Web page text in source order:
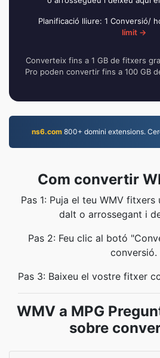
Planificació lliure: 1 Conversió/
límit →
Converteix fins a 1 GB de fitxers
Pro poden convertir fins a 100 GB
ns6.com 800+ domini extensions.
Com convertir
Pas 1: Puja el teu WMV
dalt o arrossegant i
Pas 2: Feu clic al botó
conversió.
Pas 3: Baixeu el vostre fitxer
WMV a MPG
sobre